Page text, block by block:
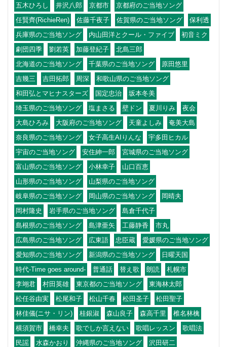
五木ひろし
井沢八郎 京都市
京都府のご当地ソング
任賢齊(RichieRen)
佐藤千夜子 佐賀県のご当地ソング
保利透
兵庫県のご当地ソング
内山田洋とクール・ファイブ
初音ミク
劇団四季
劉若英 加藤登紀子
北島三郎
北海道のご当地ソング
千葉県のご当地ソング
原田悠里
吉幾三
吉田拓郎 周深
和歌山県のご当地ソング
和田弘とマヒナスターズ
国定忠治
坂本冬美
埼玉県のご当地ソング
塩まさる 壁ドン 夏川りみ
夜会
大島ひろみ
大阪府のご当地ソング 天童よしみ
奄美大島
奈良県のご当地ソング
女子高生AIりんな
宇多田ヒカル
宇宙のご当地ソング
安住紳一郎
宮城県のご当地ソング
富山県のご当地ソング
小林幸子
山口百恵
山形県のご当地ソング
山梨県のご当地ソング
岐阜県のご当地ソング
岡山県のご当地ソング
岡晴夫
岡村隆史
岩手県のご当地ソング
島倉千代子
島根県のご当地ソング
島津亜矢 工藤静香
市丸
広島県のご当地ソング
広東語 忠臣蔵
愛媛県のご当地ソング
愛知県のご当地ソング
新潟県のご当地ソング
日曜天国
時代-Time goes around-
普通話 替え歌 朗読
札幌市
李翊君
村田英雄 東京都のご当地ソング
東海林太郎
松任谷由実
松尾和子 松山千春 松田圣子
松田聖子
林佳儀(ニサ・リン)
桂銀淑 森山良子 森高千里
椎名林檎
横須賀市
橋幸夫 歌でしか言えない 歌唱レッスン
歌唱法
民謡
水森かおり 沖縄県のご当地ソング
沢田研二